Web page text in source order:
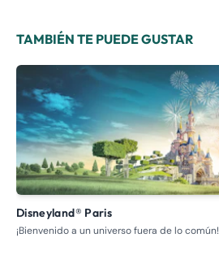
TAMBIÉN TE PUEDE GUSTAR
Disneyland® Paris
¡Bienvenido a un universo fuera de lo común!